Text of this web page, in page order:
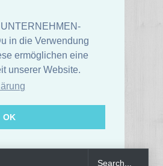
in die Verwendung
ermöglichen eine
unserer Website.
OK